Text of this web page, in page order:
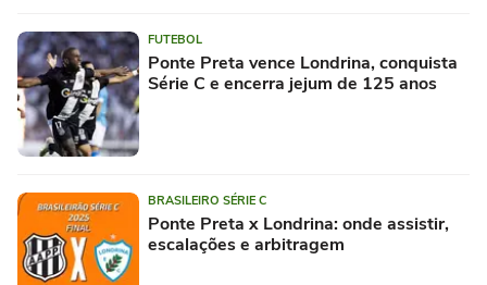
FUTEBOL
Ponte Preta vence Londrina, conquista
Série C e encerra jejum de 125 anos
BRASILEIRO SÉRIE C
Ponte Preta x Londrina: onde assistir,
escalações e arbitragem